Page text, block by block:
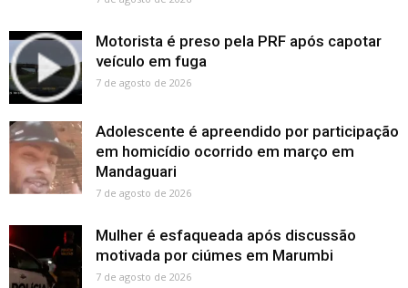
Motorista é preso pela PRF após capotar
veículo em fuga
7 de agosto de 2026
Adolescente é apreendido por participação
em homicídio ocorrido em março em
Mandaguari
7 de agosto de 2026
Mulher é esfaqueada após discussão
motivada por ciúmes em Marumbi
7 de agosto de 2026